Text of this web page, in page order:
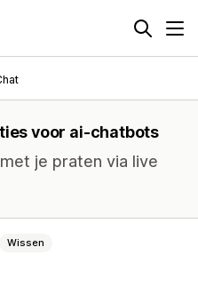
voor ai-chatbots
je praten via live
Wissen